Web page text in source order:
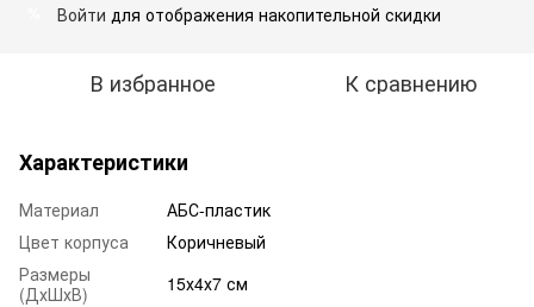
Войти для отображения накопительной скидки
В избранное К сравнению
Характеристики
Материал
АБС-пластик
Цвет корпуса
Коричневый
Размеры
(ДхШхВ)
15х4х7 см